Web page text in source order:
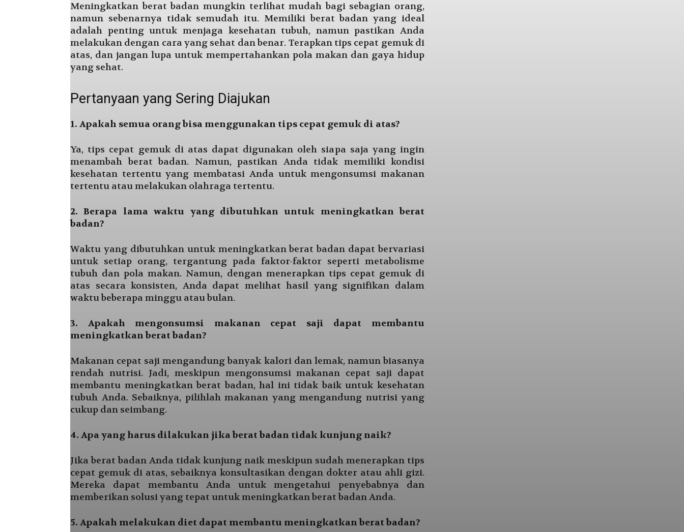
Meningkatkan berat badan mungkin terlihat mudah bagi sebagian orang,
namun sebenarnya tidak semudah itu. Memiliki berat badan yang ideal
adalah penting untuk menjaga kesehatan tubuh, namun pastikan Anda
melakukan dengan cara yang sehat dan benar. Terapkan tips cepat gemuk di
atas, dan jangan lupa untuk mempertahankan pola makan dan gaya hidup
yang sehat.
Pertanyaan yang Sering Diajukan
1. Apakah semua orang bisa menggunakan tips cepat gemuk di atas?
Ya, tips cepat gemuk di atas dapat digunakan oleh siapa saja yang ingin
menambah berat badan. Namun, pastikan Anda tidak memiliki kondisi
kesehatan tertentu yang membatasi Anda untuk mengonsumsi makanan
tertentu atau melakukan olahraga tertentu.
2. Berapa lama waktu yang dibutuhkan untuk meningkatkan berat
badan?
Waktu yang dibutuhkan untuk meningkatkan berat badan dapat bervariasi
untuk setiap orang, tergantung pada faktor-faktor seperti metabolisme
tubuh dan pola makan. Namun, dengan menerapkan tips cepat gemuk di
atas secara konsisten, Anda dapat melihat hasil yang signifikan dalam
waktu beberapa minggu atau bulan.
3. Apakah mengonsumsi makanan cepat saji dapat membantu
meningkatkan berat badan?
Makanan cepat saji mengandung banyak kalori dan lemak, namun biasanya
rendah nutrisi. Jadi, meskipun mengonsumsi makanan cepat saji dapat
membantu meningkatkan berat badan, hal ini tidak baik untuk kesehatan
tubuh Anda. Sebaiknya, pilihlah makanan yang mengandung nutrisi yang
cukup dan seimbang.
4. Apa yang harus dilakukan jika berat badan tidak kunjung naik?
Jika berat badan Anda tidak kunjung naik meskipun sudah menerapkan tips
cepat gemuk di atas, sebaiknya konsultasikan dengan dokter atau ahli gizi.
Mereka dapat membantu Anda untuk mengetahui penyebabnya dan
memberikan solusi yang tepat untuk meningkatkan berat badan Anda.
5. Apakah melakukan diet dapat membantu meningkatkan berat badan?